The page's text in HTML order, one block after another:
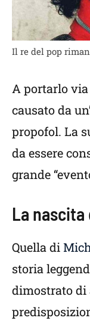
Il re del pop
A portarlo via
causato da
propofol. La
da essere
grande
La
Quella di
storia
dimostrato di